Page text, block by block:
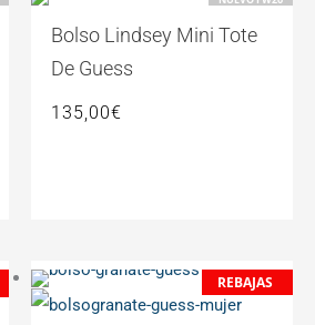
Bolso Lindsey Mini Tote
De Guess
135,00€
REBAJAS
El
precio
El
precio